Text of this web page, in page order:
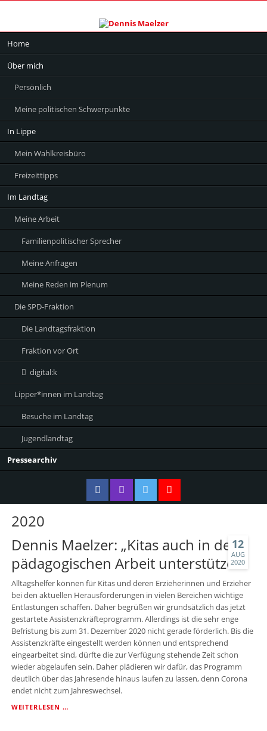
überspringen
Home
Über mich
Persönlich
Meine politischen Schwerpunkte
In Lippe
Mein Wahlkreisbüro
Freizeittipps
Im Landtag
Meine Arbeit
Familienpolitischer Sprecher
Meine Anfragen
Meine Reden im Plenum
Die SPD-Fraktion
Die Landtagsfraktion
Fraktion vor Ort
digital:k
Lipper*innen im Landtag
Besuche im Landtag
Jugendlandtag
Pressearchiv
2020
12
AUG
2020
Dennis Maelzer: „Kitas auch in der
pädagogischen Arbeit unterstützen“
Alltagshelfer können für Kitas und deren Erzieherinnen und Erzieher
bei den aktuellen Herausforderungen in vielen Bereichen wichtige
Entlastungen schaffen. Daher begrüßen wir grundsätzlich das jetzt
gestartete Assistenzkräfteprogramm. Allerdings ist die sehr enge
Befristung bis zum 31. Dezember 2020 nicht gerade förderlich. Bis die
Assistenzkräfte eingestellt werden können und entsprechend
eingearbeitet sind, dürfte die zur Verfügung stehende Zeit schon
wieder abgelaufen sein. Daher plädieren wir dafür, das Programm
deutlich über das Jahresende hinaus laufen zu lassen, denn Corona
endet nicht zum Jahreswechsel.
WEITERLESEN …DENNIS